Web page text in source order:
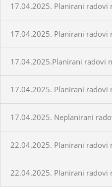
17.04.2025. Planirani radovi
17.04.2025. Planirani radovi
17.04.2025.Planirani radovi
17.04.2025. Planirani radovi
17.04.2025. Neplanirani
22.04.2025. Planirani radovi
22.04.2025. Planirani radovi